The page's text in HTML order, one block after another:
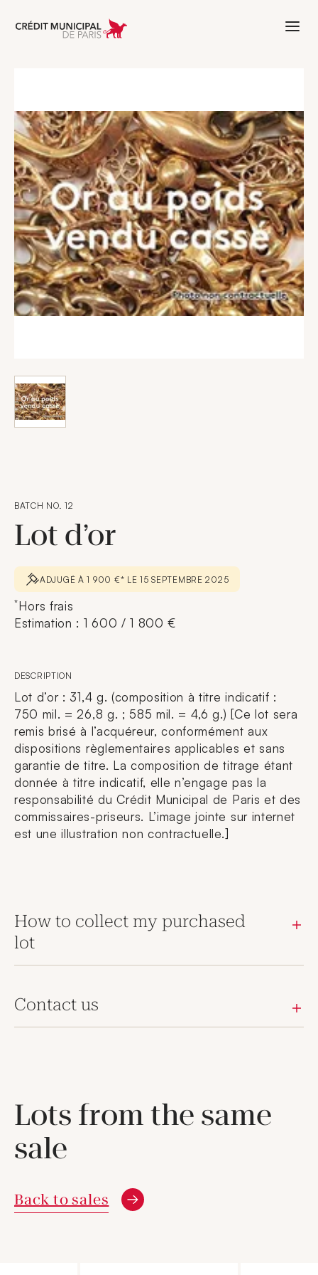
Aller à l'accueil de Crédit Municipal
BATCH NO. 12
Lot d’or
ADJUGÉ À 1 900 €* LE 15 SEPTEMBRE 2025
*Hors frais
Estimation : 1 600 / 1 800 €
DESCRIPTION
Lot d’or : 31,4 g. (composition à titre indicatif :
750 mil. = 26,8 g. ; 585 mil. = 4,6 g.) [Ce lot sera
remis brisé à l’acquéreur, conformément aux
dispositions règlementaires applicables et sans
garantie de titre. La composition de titrage étant
donnée à titre indicatif, elle n’engage pas la
responsabilité du Crédit Municipal de Paris et des
commissaires-priseurs. L’image jointe sur internet
est une illustration non contractuelle.]
How to collect my purchased
lot
Contact us
Lots from the same
sale
Back to sales